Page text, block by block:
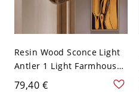
Resin Wood Sconce Light
Antler 1 Light Farmhouse
Style Wall Mounted
Lighting with Candle
79,40 €